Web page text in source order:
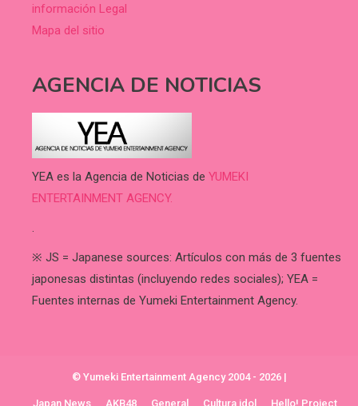
información Legal
Mapa del sitio
AGENCIA DE NOTICIAS
YEA es la Agencia de Noticias de YUMEKI
ENTERTAINMENT AGENCY.
.
※ JS = Japanese sources: Artículos con más de 3 fuentes
japonesas distintas (incluyendo redes sociales); YEA =
Fuentes internas de Yumeki Entertainment Agency.
© Yumeki Entertainment Agency 2004 - 2026 |
Japan News AKB48 General Cultura idol Hello! Project